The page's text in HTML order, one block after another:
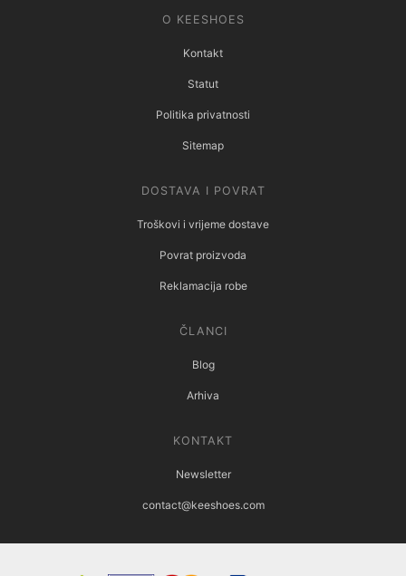
O KEESHOES
Kontakt
Statut
Politika privatnosti
Sitemap
DOSTAVA I POVRAT
Troškovi i vrijeme dostave
Povrat proizvoda
Reklamacija robe
ČLANCI
Blog
Arhiva
KONTAKT
Newsletter
contact@keeshoes.com